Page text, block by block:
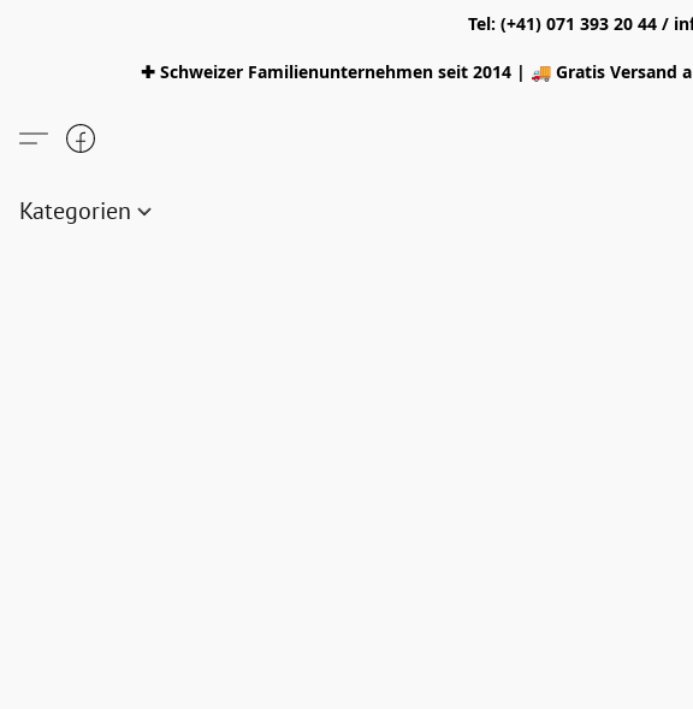
Tel: (+41) 071 393 20 44 /
✚ Schweizer Familienunternehmen seit 2014 | 🚚 Gratis Versand
Kategorien